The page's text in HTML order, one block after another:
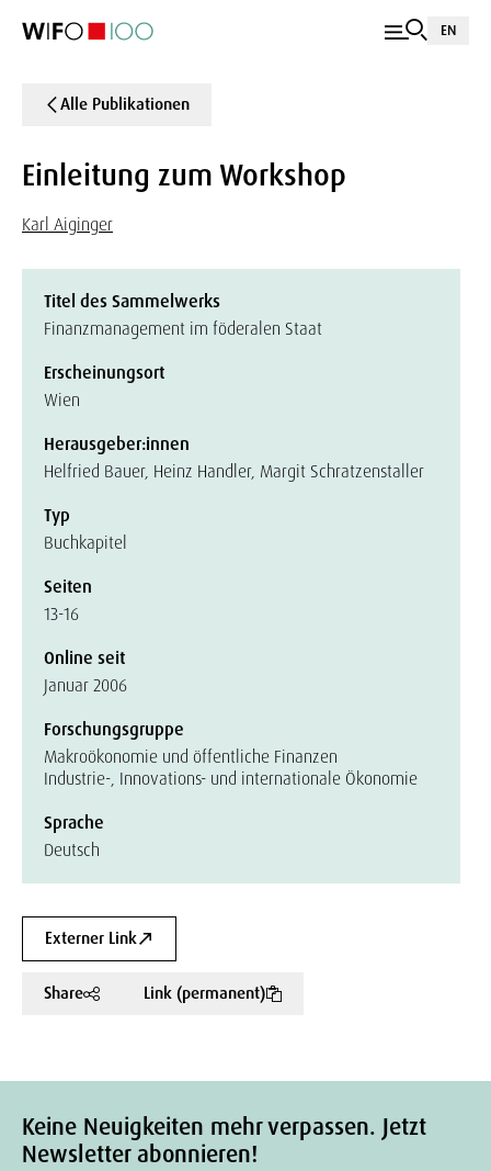
EN
Alle Publikationen
Einleitung zum Workshop
Karl Aiginger
Titel des Sammelwerks
Finanzmanagement im föderalen Staat
Erscheinungsort
Wien
Herausgeber:innen
Helfried Bauer, Heinz Handler, Margit Schratzenstaller
Typ
Buchkapitel
Seiten
13-16
Online seit
Januar 2006
Forschungsgruppe
Makroökonomie und öffentliche Finanzen
Industrie-, Innovations- und internationale Ökonomie
Sprache
Deutsch
Externer Link
Share Link (permanent)
Keine Neuigkeiten mehr verpassen. Jetzt
Newsletter abonnieren!